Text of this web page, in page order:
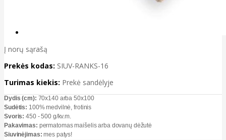
Į norų sąrašą
Prekės kodas: SIUV-RANKS-16
Turimas kiekis: Prekė sandėlyje
Dydis (cm): 70x140 arba 50x100
Sudėtis: 100% medvilnė, frotinis
Svoris: 450 - 500 g/kv.m.
Pakavimas: permatomas maišelis arba dovanų dėžutė
Siuvinėjimas: mes patys!